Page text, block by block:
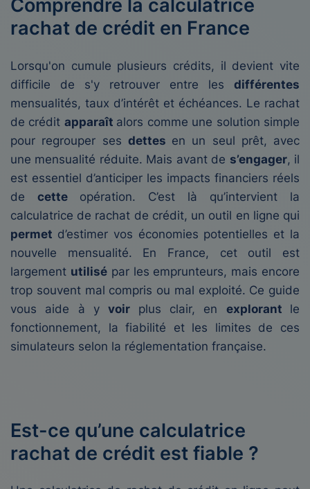
Comprendre la calculatrice
rachat de crédit en France
Lorsqu'on cumule plusieurs crédits, il devient vite
difficile de s'y retrouver entre les différentes
mensualités, taux d’intérêt et échéances. Le rachat
de crédit apparaît alors comme une solution simple
pour regrouper ses dettes en un seul prêt, avec
une mensualité réduite. Mais avant de s’engager, il
est essentiel d’anticiper les impacts financiers réels
de cette opération. C’est là qu’intervient la
calculatrice de rachat de crédit, un outil en ligne qui
permet d’estimer vos économies potentielles et la
nouvelle mensualité. En France, cet outil est
largement utilisépar les emprunteurs, mais encore
trop souvent mal compris ou mal exploité. Ce guide
vous aide à yvoir plus clair, en explorant le
fonctionnement, la fiabilité et les limites de ces
simulateurs selon la réglementation française.
Est-ce qu’une calculatrice
rachat de crédit est fiable ?